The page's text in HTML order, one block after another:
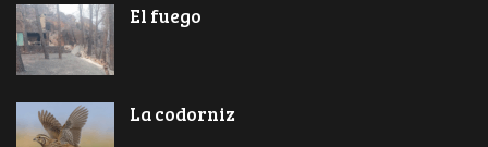
El fuego
La codorniz